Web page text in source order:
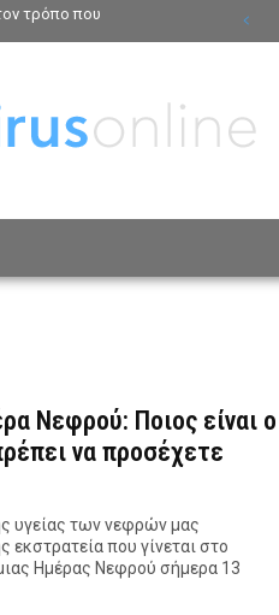
τρόπο που
Νεφρού: Ποιος είναι ο
να προσέχετε
υγείας των νεφρών μας
εκστρατεία που γίνεται στο
Ημέρας Νεφρού σήμερα 13